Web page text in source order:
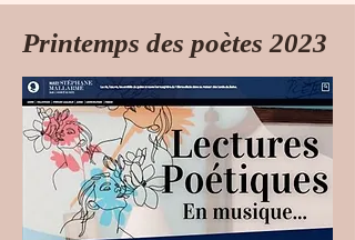
Printemps des poètes 2023